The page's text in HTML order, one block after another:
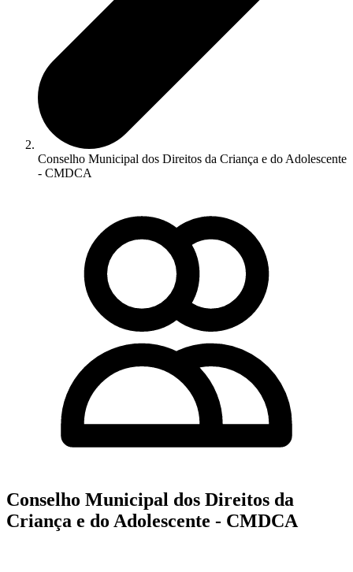
Conselho Municipal dos Direitos da Criança e do Adolescente
- CMDCA
Conselho Municipal dos Direitos da
Criança e do Adolescente - CMDCA